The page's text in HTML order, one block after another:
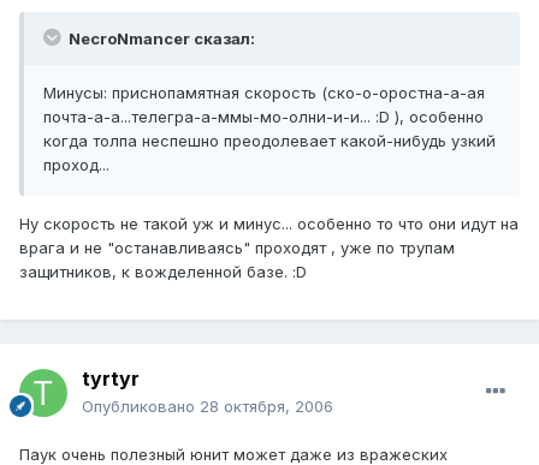
NecroNmancer сказал:
Минусы: приснопамятная скорость (ско-о-оростна-а-ая
почта-а-а...телегра-а-ммы-мо-олни-и-и... :D ), особенно
когда толпа неспешно преодолевает какой-нибудь узкий
проход...
Ну скорость не такой уж и минус... особенно то что они идут на
врага и не "останавливаясь" проходят , уже по трупам
защитников, к вожделенной базе. :D
tyrtyr
Опубликовано 28 октября, 2006
Паук очень полезный юнит может даже из вражеских